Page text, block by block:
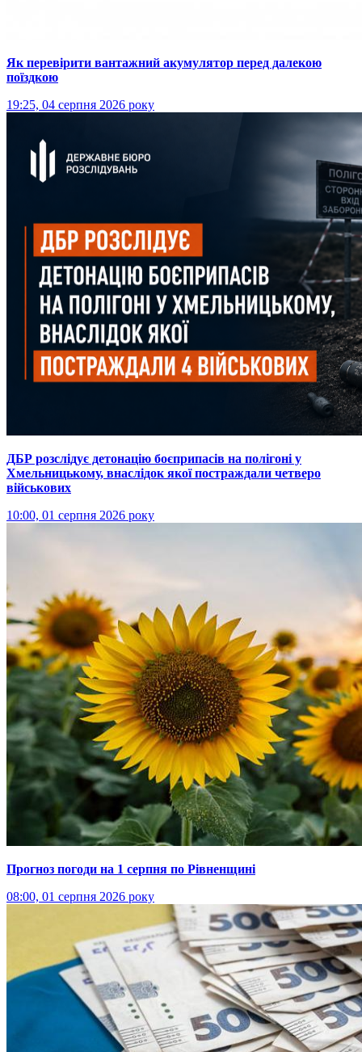
Як перевірити вантажний акумулятор перед далекою
поїздкою
19:25, 04 серпня 2026 року
ДБР розслідує детонацію боєприпасів на полігоні у
Хмельницькому, внаслідок якої постраждали четверо
військових
10:00, 01 серпня 2026 року
Прогноз погоди на 1 серпня по Рівненщині
08:00, 01 серпня 2026 року